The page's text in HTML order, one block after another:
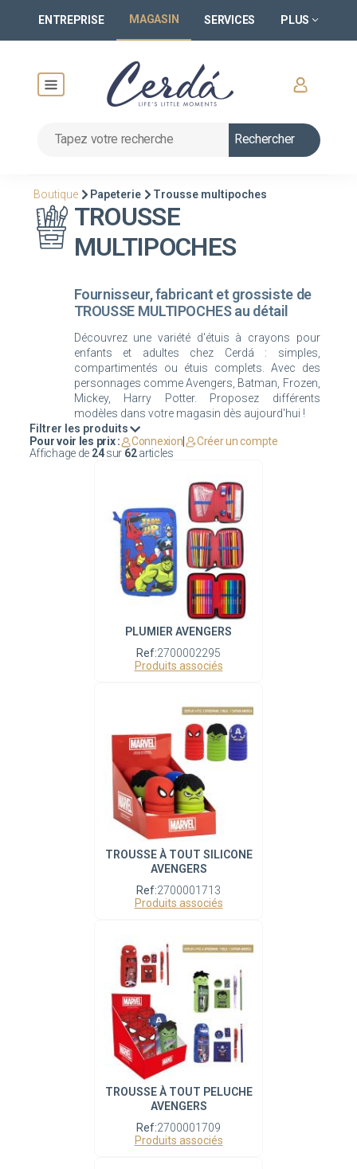
ENTREPRISE MAGASIN SERVICES PLUS
Rechercher
Boutique Papeterie Trousse multipoches
TROUSSE
MULTIPOCHES
Fournisseur, fabricant et grossiste de
TROUSSE MULTIPOCHES au détail
Découvrez une variété d'étuis à crayons pour
enfants et adultes chez Cerdá : simples,
compartimentés ou étuis complets. Avec des
personnages comme Avengers, Batman, Frozen,
Mickey, Harry Potter. Proposez différents
Filtrer les produits
Affichage de 24sur 62articles
Pour voir les prix : Connexion Créer un compte
PLUMIER AVENGERS
Ref:2700002295
Produits associés
TROUSSE À TOUT SILICONE
AVENGERS
Ref:2700001713
Produits associés
TROUSSE À TOUT PELUCHE
AVENGERS
Ref:2700001709
Produits associés